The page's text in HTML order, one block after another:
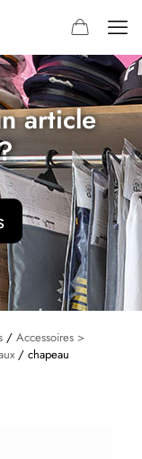
article
/ Accessoires >
/ chapeau